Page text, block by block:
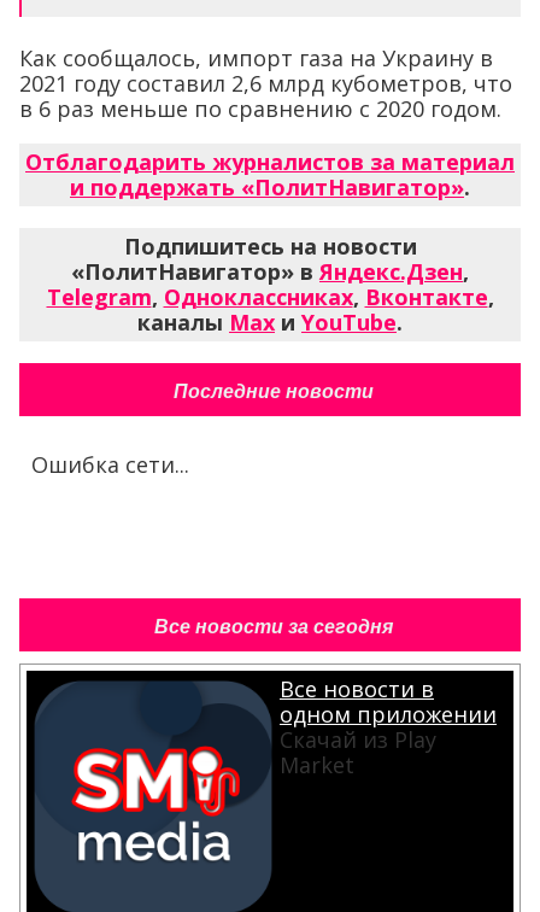
Как сообщалось, импорт газа на Украину в
2021 году составил 2,6 млрд кубометров, что
в 6 раз меньше по сравнению с 2020 годом.
Отблагодарить журналистов за материал
и поддержать «ПолитНавигатор».
Подпишитесь на новости
«ПолитНавигатор» в Яндекс.Дзен,
Telegram, Одноклассниках, Вконтакте,
каналы Max и YouTube.
Последние новости
Ошибка сети...
Все новости за сегодня
Все новости в
одном приложении
Скачай из Play
Market